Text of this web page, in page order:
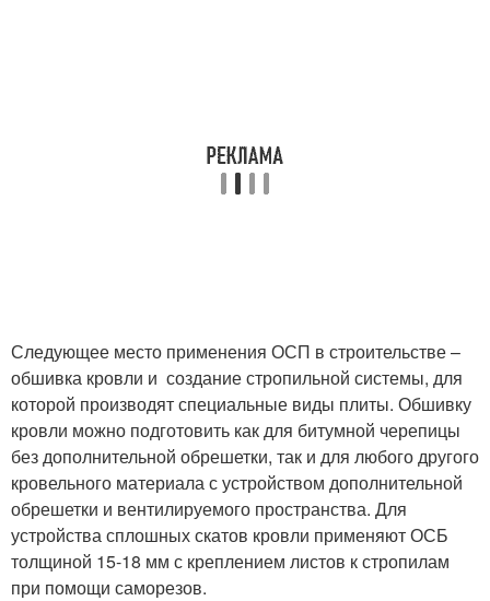
Следующее место применения ОСП в строительстве –
обшивка кровли и создание стропильной системы, для
которой производят специальные виды плиты. Обшивку
кровли можно подготовить как для битумной черепицы
без дополнительной обрешетки, так и для любого другого
кровельного материала с устройством дополнительной
обрешетки и вентилируемого пространства. Для
устройства сплошных скатов кровли применяют ОСБ
толщиной 15-18 мм с креплением листов к стропилам
при помощи саморезов.